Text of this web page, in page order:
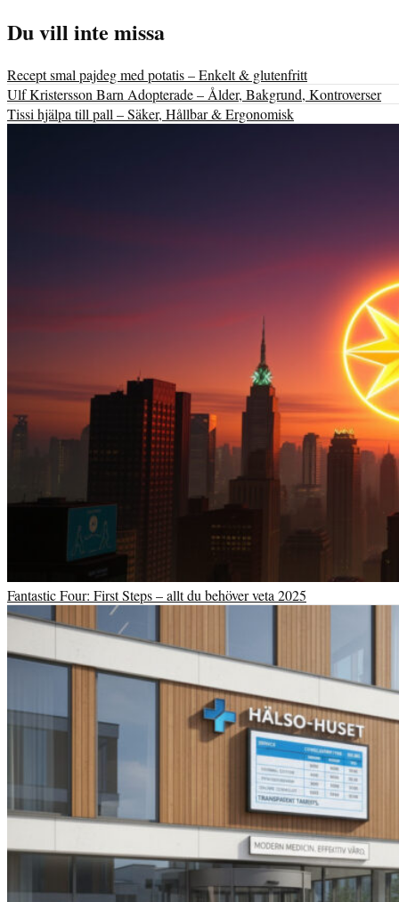
Du vill inte missa
Recept smal pajdeg med potatis – Enkelt & glutenfritt
Ulf Kristersson Barn Adopterade – Ålder, Bakgrund, Kontroverser
Tissi hjälpa till pall – Säker, Hållbar & Ergonomisk
Fantastic Four: First Steps – allt du behöver veta 2025